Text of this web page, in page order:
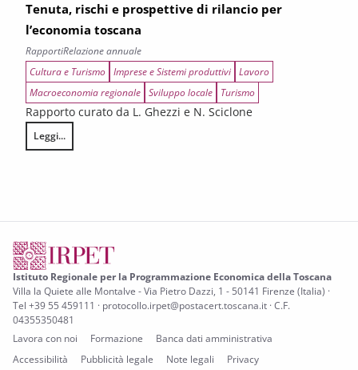
Tenuta, rischi e prospettive di rilancio per
l’economia toscana
RapportiRelazione annuale
Cultura e Turismo Imprese e Sistemi produttivi Lavoro
Macroeconomia regionale Sviluppo locale Turismo
Rapporto curato da L. Ghezzi e N. Sciclone
Leggi...
Tenuta, rischi e prospettive di rilancio per l’economia toscana
Istituto Regionale per la Programmazione Economica della Toscana
Villa la Quiete alle Montalve - Via Pietro Dazzi, 1 - 50141 Firenze (Italia) ·
Tel +39 55 459111 · protocollo.irpet@postacert.toscana.it · C.F.
04355350481
Lavora con noi
Formazione
Banca dati amministrativa
Accessibilità
Pubblicità legale Note legali Privacy